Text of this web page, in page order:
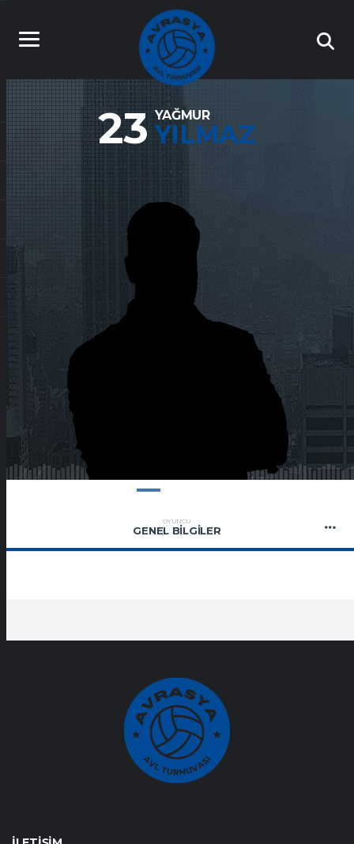
23 YAĞMUR
YILMAZ
OYUNCU
GENEL BILGILER